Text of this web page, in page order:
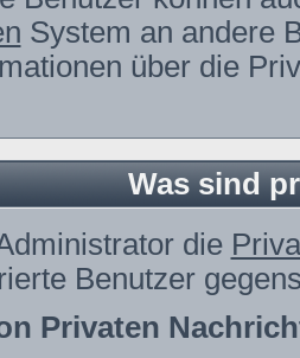
System an andere
über die
Was sind
die
Benutzer
Privaten